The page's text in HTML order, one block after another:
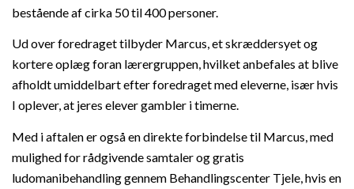
bestående af cirka 50 til 400 personer.
Ud over foredraget tilbyder Marcus, et skræddersyet og
kortere oplæg foran lærergruppen, hvilket anbefales at blive
afholdt umiddelbart efter foredraget med eleverne, især hvis
I oplever, at jeres elever gambler i timerne.
Med i aftalen er også en direkte forbindelse til Marcus, med
mulighed for rådgivende samtaler og gratis
ludomanibehandling gennem Behandlingscenter Tjele, hvis en